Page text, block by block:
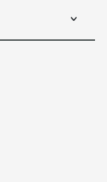
elettronica)